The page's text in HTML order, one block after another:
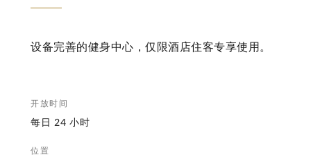
设备完善的健身中心，仅限酒店住客专享使用。
开放时间
每日 24 小时
位置